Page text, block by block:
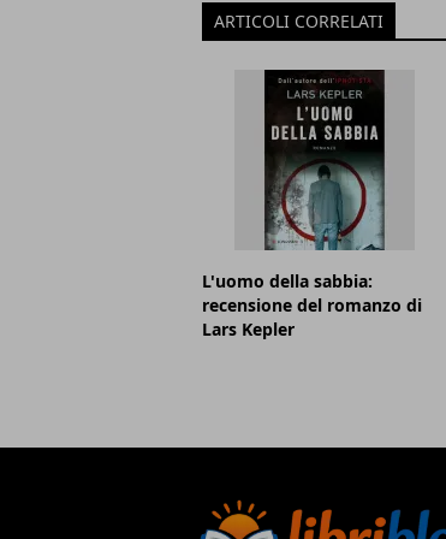
ARTICOLI CORRELATI
L'uomo della sabbia:
recensione del romanzo di
Lars Kepler